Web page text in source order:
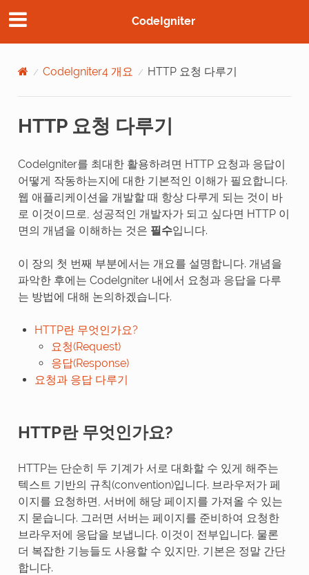
CodeIgniter
CodeIgniter4 개요 HTTP 요청 다루기
HTTP 요청 다루기
CodeIgniter를 최대한 활용하려면 HTTP 요청과 응답이
어떻게 작동하는지에 대한 기본적인 이해가 필요합니다.
웹 애플리케이션을 개발할 때 항상 다루게 되는 것이 바
로 이것이므로, 성공적인 개발자가 되고 싶다면 HTTP 이
면의 개념을 이해하는 것은 필수입니다.
이 장의 첫 번째 부분에서는 개요를 설명합니다. 개념을
파악한 후에는 CodeIgniter 내에서 요청과 응답을 다루
는 방법에 대해 논의하겠습니다.
HTTP란 무엇인가요?
요청(Request)
응답(Response)
요청과 응답 다루기
HTTP란 무엇인가요?
HTTP는 단순히 두 기계가 서로 대화할 수 있게 해주는
텍스트 기반의 규칙(convention)입니다. 브라우저가 페
이지를 요청하면, 서버에 해당 페이지를 가져올 수 있는
지 묻습니다. 그러면 서버는 페이지를 준비하여 요청한
브라우저에 응답을 보냅니다. 이것이 전부입니다. 물론
더 복잡한 기능들도 사용할 수 있지만, 기본은 정말 간단
합니다.